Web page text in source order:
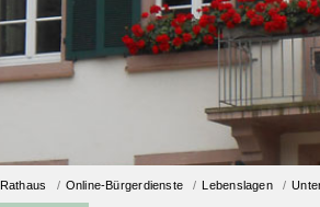
Rathaus / Online-Bürgerdienste / Lebenslagen /